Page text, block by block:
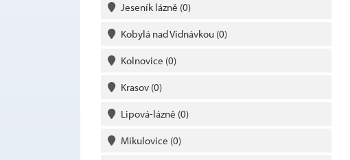
Jeseník lázně (0)
Kobylá nad Vidnávkou (0)
Kolnovice (0)
Krasov (0)
Lipová-lázně (0)
Mikulovice (0)